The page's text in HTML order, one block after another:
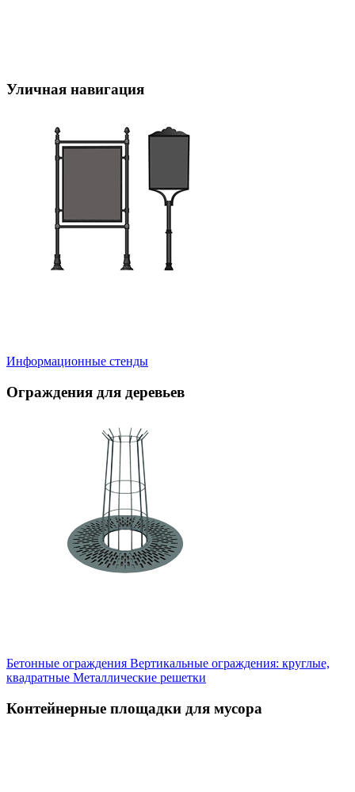
Уличная навигация
Информационные стенды
Ограждения для деревьев
Бетонные ограждения Вертикальные ограждения: круглые,
квадратные Металлические решетки
Контейнерные площадки для мусора